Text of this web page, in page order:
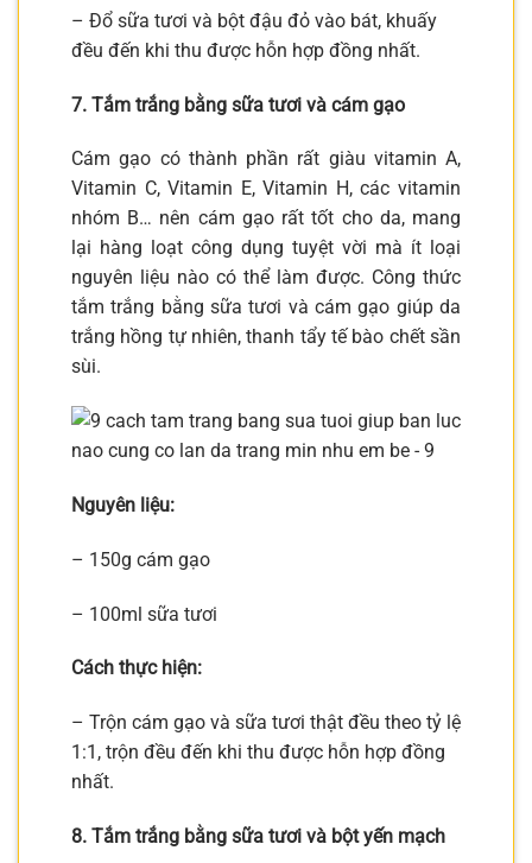
– Đổ sữa tươi và bột đậu đỏ vào bát, khuấy
đều đến khi thu được hỗn hợp đồng nhất.
7. Tắm trắng bằng sữa tươi và cám gạo
Cám gạo có thành phần rất giàu vitamin A,
Vitamin C, Vitamin E, Vitamin H, các vitamin
nhóm B… nên cám gạo rất tốt cho da, mang
lại hàng loạt công dụng tuyệt vời mà ít loại
nguyên liệu nào có thể làm được. Công thức
tắm trắng bằng sữa tươi và cám gạo giúp da
trắng hồng tự nhiên, thanh tẩy tế bào chết sần
sùi.
Nguyên liệu:
– 150g cám gạo
– 100ml sữa tươi
Cách thực hiện:
– Trộn cám gạo và sữa tươi thật đều theo tỷ lệ
1:1, trộn đều đến khi thu được hỗn hợp đồng
nhất.
8. Tắm trắng bằng sữa tươi và bột yến mạch